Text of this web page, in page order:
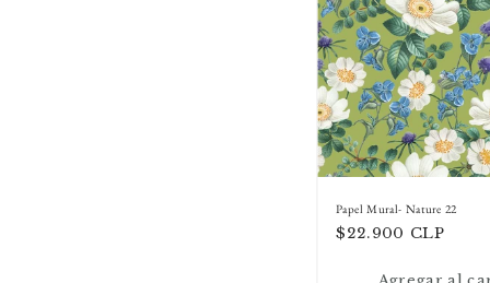
Papel Mural- Nature 22
Precio
$22.900 CLP